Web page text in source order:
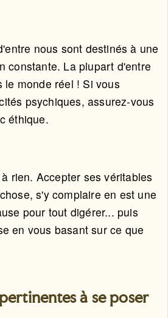
nous sont destinés à une
constante. La plupart d'entre
le monde réel ! Si vous
psychiques, assurez-vous
éthique.
rien. Accepter ses véritables
s'y complaire en est une
pour tout digérer... puis
en vous basant sur ce que
à se poser